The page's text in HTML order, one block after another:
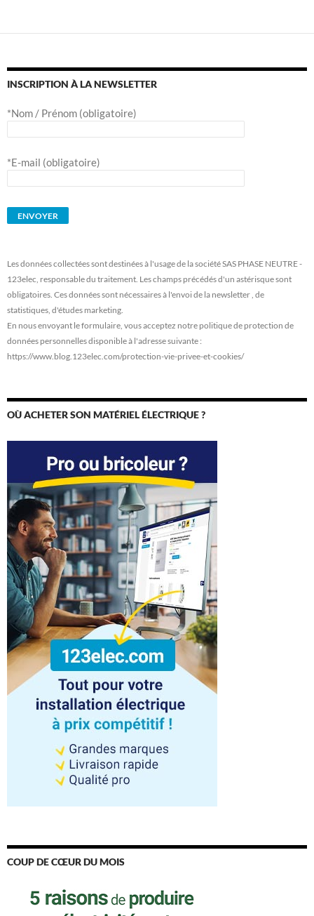
INSCRIPTION À LA NEWSLETTER
*Nom / Prénom (obligatoire)
*E-mail (obligatoire)
Les données collectées sont destinées à l'usage de la société SAS PHASE NEUTRE -
123elec, responsable du traitement. Les champs précédés d'un astérisque sont
obligatoires. Ces données sont nécessaires à l'envoi de la newsletter , de
statistiques, d'études marketing.
En nous envoyant le formulaire, vous acceptez notre politique de protection de
données personnelles disponible à l'adresse suivante :
https://www.blog.123elec.com/protection-vie-privee-et-cookies/
OÙ ACHETER SON MATÉRIEL ÉLECTRIQUE ?
COUP DE CŒUR DU MOIS